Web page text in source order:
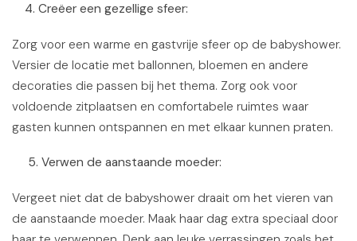
4. Creëer een gezellige sfeer:
Zorg voor een warme en gastvrije sfeer op de babyshower.
Versier de locatie met ballonnen, bloemen en andere
decoraties die passen bij het thema. Zorg ook voor
voldoende zitplaatsen en comfortabele ruimtes waar
gasten kunnen ontspannen en met elkaar kunnen praten.
5. Verwen de aanstaande moeder:
Vergeet niet dat de babyshower draait om het vieren van
de aanstaande moeder. Maak haar dag extra speciaal door